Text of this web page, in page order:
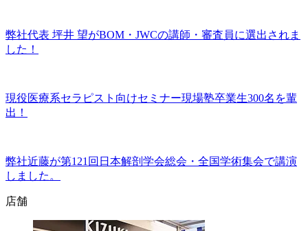
弊社代表 坪井 望がBOM・JWCの講師・審査員に選出されま
した！
現役医療系セラピスト向けセミナー現場塾卒業生300名を輩
出！
弊社近藤が第121回日本解剖学会総会・全国学術集会で講演
しました。
店舗